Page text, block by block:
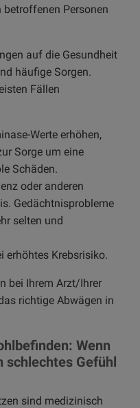
Personen
auf die Gesundheit
häufige Sorgen.
Fällen
Werte erhöhen,
Sorge um eine
Schäden.
oder anderen
Gedächtnisprobleme
selten und
erhöhtes Krebsrisiko.
bei Ihrem Arzt/Ihrer
richtige Abwägen in
Wenn
schlechtes Gefühl
sind medizinisch